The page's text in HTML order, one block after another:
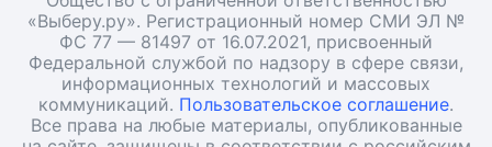
«Выберу.ру». Регистрационный номер СМИ ЭЛ №
ФС 77 — 81497 от 16.07.2021, присвоенный
Федеральной службой по надзору в сфере связи,
информационных технологий и массовых
коммуникаций. Пользовательское соглашение.
Все права на любые материалы, опубликованные